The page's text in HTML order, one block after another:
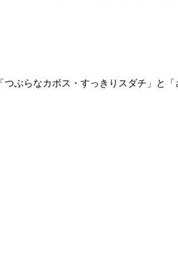
ぶらなカボス・すっきりスダチ」と「